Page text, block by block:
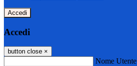
Accedi
Accedi
button close ×
Nome Utente